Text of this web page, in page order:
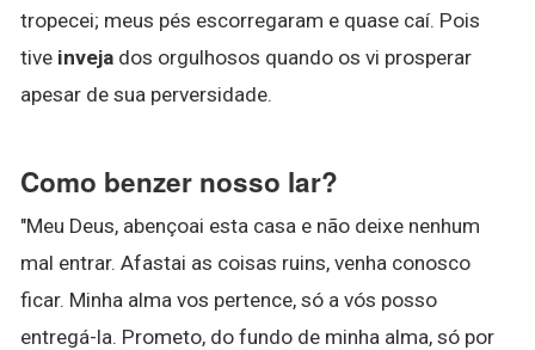
tropecei; meus pés escorregaram e quase caí. Pois
tive inveja dos orgulhosos quando os vi prosperar
apesar de sua perversidade.
Como benzer nosso lar?
"Meu Deus, abençoai esta casa e não deixe nenhum
mal entrar. Afastai as coisas ruins, venha conosco
ficar. Minha alma vos pertence, só a vós posso
entregá-la. Prometo, do fundo de minha alma, só por